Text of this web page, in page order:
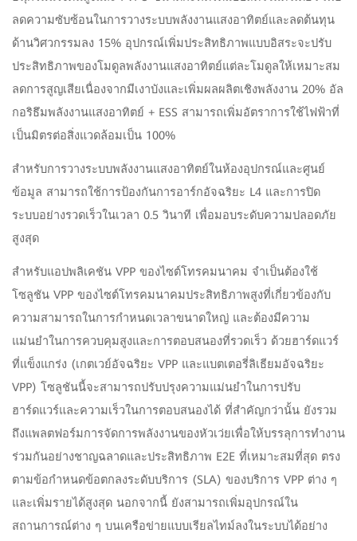
ลดความซับซ้อนในการวางระบบพลังงานแสงอาทิตย์และลดต้นทุน
ด้านวิศวกรรมลง 15% อุปกรณ์เพิ่มประสิทธิภาพแบบอิสระจะปรับ
ประสิทธิภาพของโมดูลพลังงานแสงอาทิตย์แต่ละโมดูลให้เหมาะสม
ลดการสูญเสียเนื่องจากมีเงาบังและเพิ่มผลผลิตเชิงพลังงาน 20% อัล
กอริธึมพลังงานแสงอาทิตย์ + ESS สามารถเพิ่มอัตราการใช้ไฟฟ้าที่
เป็นมิตรต่อสิ่งแวดล้อมเป็น 100%
สำหรับการวางระบบพลังงานแสงอาทิตย์ในห้องอุปกรณ์และศูนย์
ข้อมูล สามารถใช้การป้องกันการอาร์กอัจฉริยะ L4 และการปิด
ระบบอย่างรวดเร็วในเวลา 0.5 วินาที เพื่อมอบระดับความปลอดภัย
สูงสุด
สำหรับแอปพลิเคชัน VPP ของไซต์โทรคมนาคม จำเป็นต้องใช้
โซลูชัน VPP ของไซต์โทรคมนาคมประสิทธิภาพสูงที่เกี่ยวข้องกับ
ความสามารถในการกำหนดเวลาขนาดใหญ่ และต้องมีความ
แม่นยำในการควบคุมสูงและการตอบสนองที่รวดเร็ว ด้วยฮาร์ดแวร์
ที่แข็งแกร่ง (เกตเวย์อัจฉริยะ VPP และแบตเตอรี่ลิเธียมอัจฉริยะ
VPP) โซลูชันนี้จะสามารถปรับปรุงความแม่นยำในการปรับ
ฮาร์ดแวร์และความเร็วในการตอบสนองได้ ที่สำคัญกว่านั้น ยังรวม
ถึงแพลตฟอร์มการจัดการพลังงานของหัวเว่ยเพื่อให้บรรลุการทำงาน
ร่วมกันอย่างชาญฉลาดและประสิทธิภาพ E2E ที่เหมาะสมที่สุด ตรง
ตามข้อกำหนดข้อตกลงระดับบริการ (SLA) ของบริการ VPP ต่าง ๆ
และเพิ่มรายได้สูงสุด นอกจากนี้ ยังสามารถเพิ่มอุปกรณ์ใน
สถานการณ์ต่าง ๆ บนเครือข่ายแบบเรียลไทม์ลงในระบบได้อย่าง